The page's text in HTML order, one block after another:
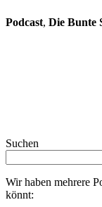
Podcast, Die Bunte
Suchen
Wir haben mehrere
könnt: